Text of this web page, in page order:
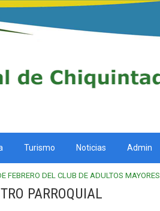
Turismo Noticias Admin
FEBRERO DEL CLUB DE ADULTOS MAYORES
PARROQUIAL